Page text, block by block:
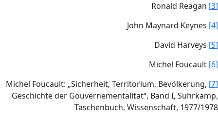
[3]
[4]
[5]
[6]
[7]
Michel Foucault: „Sicherheit, Territorium, Bevölkerung,
Geschichte der Gouvernementalität“, Band I, Suhrkamp,
Taschenbuch, Wissenschaft, 1977/1978